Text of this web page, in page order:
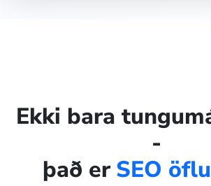
Ekki bara
-
það er SEO